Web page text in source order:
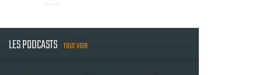
LES PODCASTS TOUT VOIR